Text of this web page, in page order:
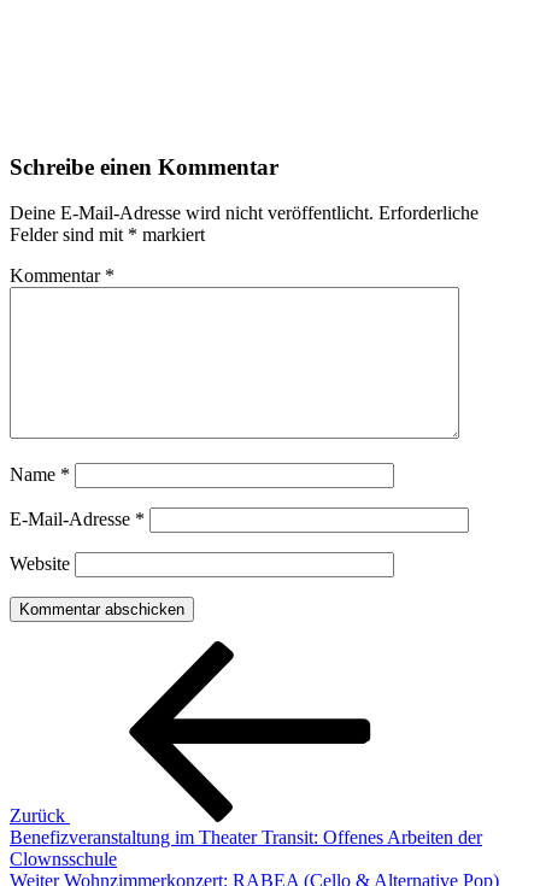
Schreibe einen Kommentar
Deine E-Mail-Adresse wird nicht veröffentlicht. Erforderliche
Felder sind mit * markiert
Kommentar *
Name *
E-Mail-Adresse *
Website
Beitragsnavigation
Zurück
Benefizveranstaltung im Theater Transit: Offenes Arbeiten der
Clownsschule
Nächster
Weiter Wohnzimmerkonzert: RABEA (Cello & Alternative Pop)